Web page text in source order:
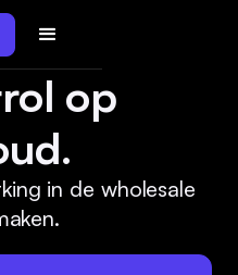
op
in de wholesale